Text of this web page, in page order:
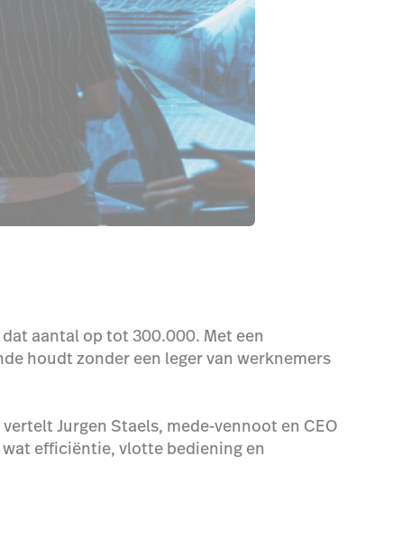
aantal op tot 300.000. Met een
houdt zonder een leger van werknemers
Jurgen Staels, mede-vennoot en CEO
efficiëntie, vlotte bediening en